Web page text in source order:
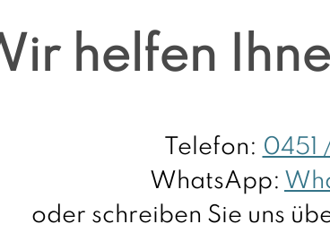
helfen
Telefon: 0451
WhatsApp:
oder schreiben Sie uns